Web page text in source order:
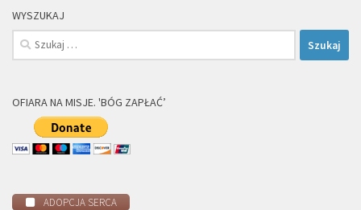
WYSZUKAJ
Szukaj:
OFIARA NA MISJE. 'BÓG ZAPŁAĆ’
ADOPCJA SERCA